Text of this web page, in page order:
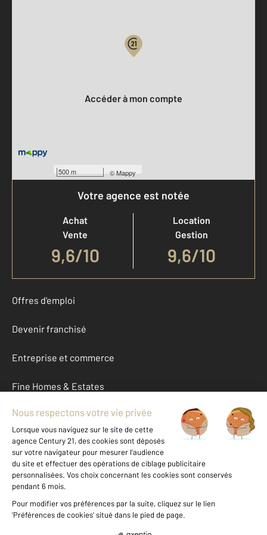
500 m ©Mappy
Accéder à mon compte
Votre agence est notée
Achat
Vente
9,6/10
Location
Gestion
9,6/10
Offres d'emploi
Devenir franchisé
Entreprise et commerce
Fine Homes & Estates
À propos
International
Nous contacter